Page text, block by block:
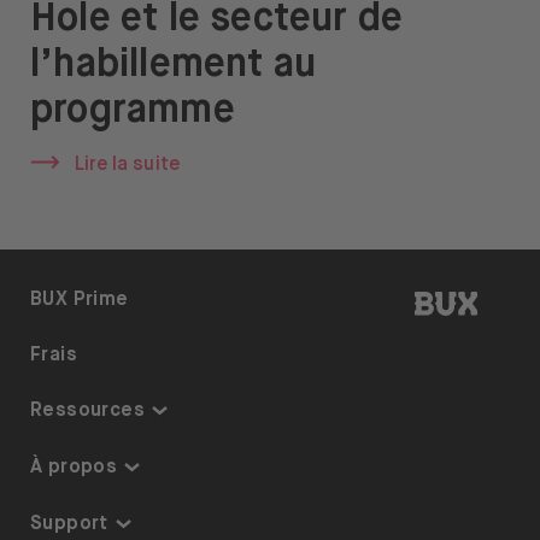
À propos de nous
Emplois
Presse
FR
Hole et le secteur de
l’habillement au
programme
Lire la suite
BUX |
BUX Prime
Frais
Ressources
Centre de connaissances
À propos
Sécurité et garanties
Support